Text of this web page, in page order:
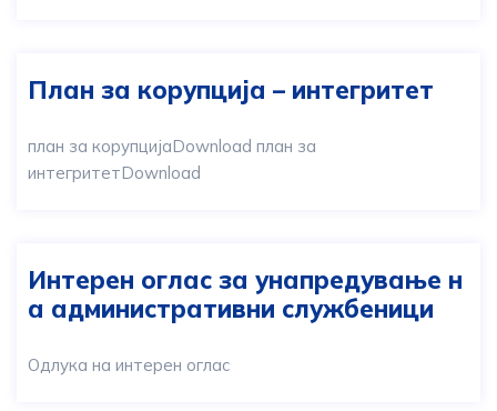
План за корупција – интегритет
план за корупцијаDownload план за
интегритетDownload
Интерен оглас за унапредување н
а административни службеници
Одлука на интерен оглас